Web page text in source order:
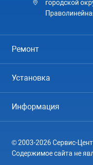
городской
Ремонт
Посудомоечные
Кондиционеры
Установка
Кондиционеры
Информация
География
© 2003-2026 Сервис-
Содержимое сайта не